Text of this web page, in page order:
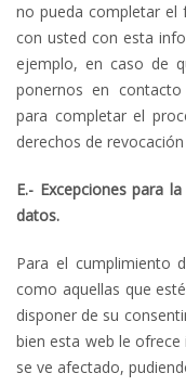
no pueda completar el
con usted con esta
ejemplo, en caso de
ponernos en
para completar el
derechos de
E.- Excepciones para
datos.
Para el cumplimiento
como aquellas que
disponer de su
bien esta web le
se ve afectado,